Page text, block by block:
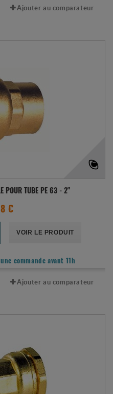
Ajouter au comparateur
POUR TUBE PE 63 - 2"
€
VOIR LE PRODUIT
commande avant 11h
Ajouter au comparateur